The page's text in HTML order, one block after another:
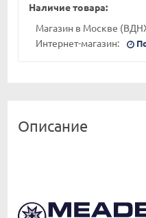
Наличие товара:
Магазин в Москве
Интернет-магазин:
Описание